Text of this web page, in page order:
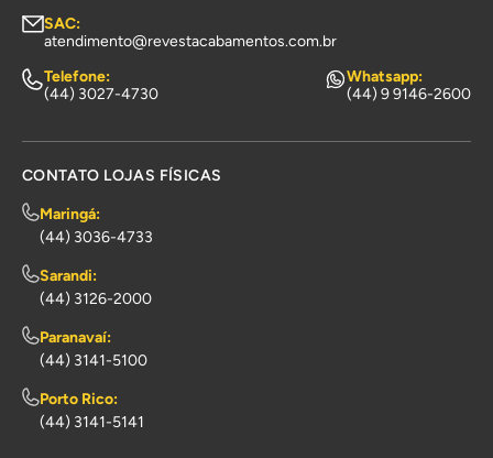
SAC:
atendimento@revestacabamentos.com.br
Telefone:
(44) 3027-4730
Whatsapp:
(44) 9 9146-2600
CONTATO LOJAS FÍSICAS
Maringá:
(44) 3036-4733
Sarandi:
(44) 3126-2000
Paranavaí:
(44) 3141-5100
Porto Rico:
(44) 3141-5141